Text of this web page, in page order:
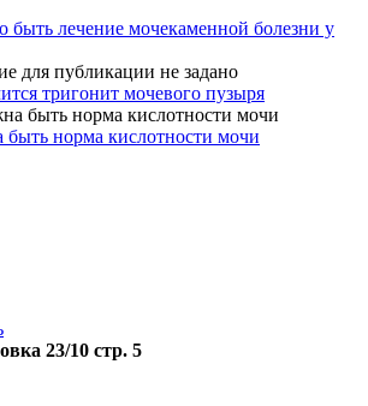
быть лечение мочекаменной болезни у
тригонит мочевого пузыря
быть норма кислотности мочи
23/10 стр. 5